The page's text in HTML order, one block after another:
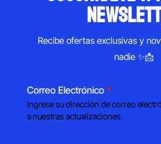
Recibe ofertas exclusivas y
nadie ✨📩
Correo Electrónico *
Ingrese su dirección de correo
a nuestras actualizaciones.